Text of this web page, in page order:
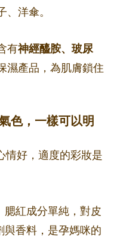
、洋傘。
有神經醯胺、玻尿
濕產品，為肌膚鎖住
色，一樣可以明
情好，適度的彩妝是
腮紅成分單純，對皮
與香料，是孕媽咪的